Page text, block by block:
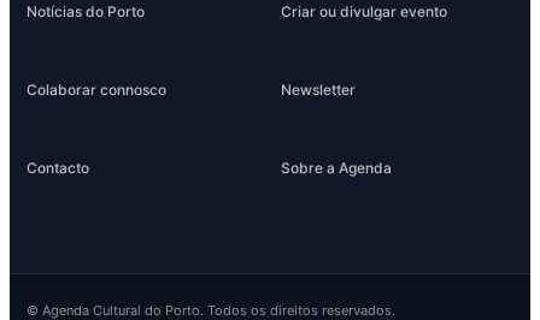
Notícias do Porto Criar ou divulgar evento
Colaborar connosco Newsletter
Contacto Sobre a Agenda
© Agenda Cultural do Porto. Todos os direitos reservados.